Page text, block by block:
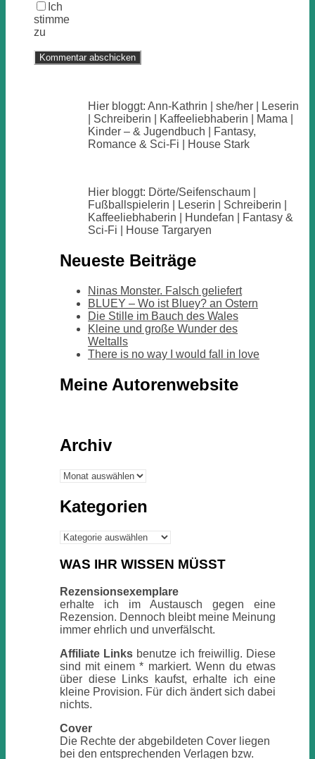
Ich
stimme
zu
Hier bloggt: Ann-Kathrin | she/her | Leserin
| Schreiberin | Kaffeeliebhaberin | Mama |
Kinder – & Jugendbuch | Fantasy,
Romance & Sci-Fi | House Stark
Hier bloggt: Dörte/Seifenschaum |
Fußballspielerin | Leserin | Schreiberin |
Kaffeeliebhaberin | Hundefan | Fantasy &
Sci-Fi | House Targaryen
Neueste Beiträge
Ninas Monster. Falsch geliefert
BLUEY – Wo ist Bluey? an Ostern
Die Stille im Bauch des Wales
Kleine und große Wunder des
Weltalls
There is no way I would fall in love
Meine Autorenwebsite
Archiv
Archiv
Kategorien
Kategorien
WAS IHR WISSEN MÜSST
Rezensionsexemplare
erhalte ich im Austausch gegen eine
Rezension. Dennoch bleibt meine Meinung
immer ehrlich und unverfälscht.
Affiliate Links benutze ich freiwillig. Diese
sind mit einem * markiert. Wenn du etwas
über diese Links kaufst, erhalte ich eine
kleine Provision. Für dich ändert sich dabei
nichts.
Cover
Die Rechte der abgebildeten Cover liegen
bei den entsprechenden Verlagen bzw.